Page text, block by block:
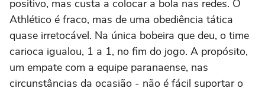
positivo, mas custa a colocar a bola nas redes. O
Athlético é fraco, mas de uma obediência tática
quase irretocável. Na única bobeira que deu, o time
carioca igualou, 1 a 1, no fim do jogo. A propósito,
um empate com a equipe paranaense, nas
circunstâncias da ocasião - não é fácil suportar o